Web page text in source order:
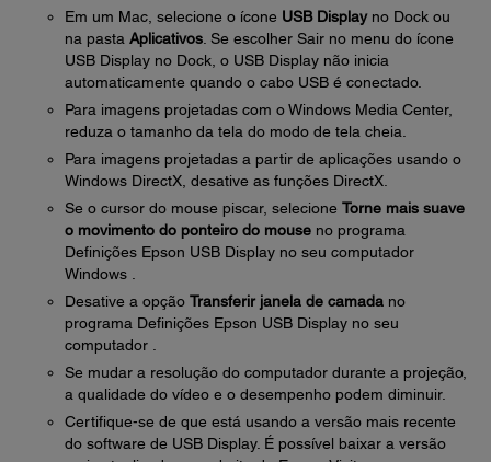
Em um Mac, selecione o ícone USB Displayno Dock ou
na pasta Aplicativos . Se escolher Sair no menu do ícone
USB Display no Dock, o USB Display não inicia
automaticamente quando o cabo USB é conectado.
Para imagens projetadas com o Windows Media Center,
reduza o tamanho da tela do modo de tela cheia.
Para imagens projetadas a partir de aplicações usando o
Windows DirectX, desative as funções DirectX.
Se o cursor do mouse piscar, selecione Torne mais suave
o movimento do ponteiro do mouse no programa
Definições Epson USB Display no seu computador
Windows .
Desative a opção Transferir janela de camada no
programa Definições Epson USB Display no seu
computador .
Se mudar a resolução do computador durante a projeção,
a qualidade do vídeo e o desempenho podem diminuir.
Certifique-se de que está usando a versão mais recente
do software de USB Display. É possível baixar a versão